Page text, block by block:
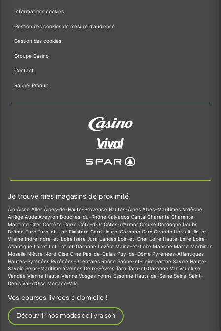
Informations cookies
Gestion des cookies de mesure d'audience
Gestion des cookies
Groupe Casino
Contact
Rappel Produit
Je trouve mes magasins de proximité
Ain Aisne Allier Alpes-de-Haute-Provence Hautes-Alpes Alpes-Maritimes Ardèche
Ariège Aude Aveyron Bouches-du-Rhône Calvados Cantal Charente Charente-
Maritime Cher Corrèze Corse Côte-d'Or Côtes-d'Armor Creuse Dordogne Doubs
Drôme Eure Eure-et-Loir Finistère Gard Haute-Garonne Gers Gironde Hérault Ille-et-
Vilaine Indre Indre-et-Loire Isère Jura Landes Loir-et-Cher Loire Haute-Loire Loire-
Atlantique Loiret Lot Lot-et-Garonne Lozère Maine-et-Loire Manche Marne Morbihan
Moselle Nièvre Nord Oise Orne Pas-de-Calais Puy-de-Dôme Pyrénées-Atlantiques
Hautes-Pyrénées Pyrénées-Orientales Rhône Saône-et-Loire Sarthe Savoie Haute-
Savoie Seine-Maritime Yvelines Deux-Sèvres Tarn Tarn-et-Garonne Var Vaucluse
Vendée Vienne Haute-Vienne Vosges Yonne Essonne Hauts-de-Seine Seine-Saint-
Denis Val-d'Oise Monaco-Ville
Vos courses livrées à domicile !
Découvrir nos modes de livraison